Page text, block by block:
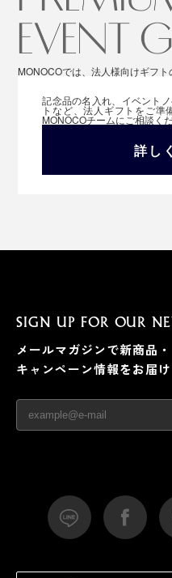
MONOCOでは、法人様向けギフト
記念品の名入れ、イベント
トなど、法人ギフトをご準
MONOCOチームにご相談く
詳し
SIGN UP FOR OUR
メールマガジンで新商品・
キャンペーン情報をお届け